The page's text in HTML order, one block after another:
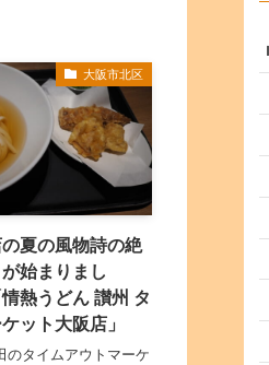
大阪市北区
夏の風物詩の絶
始まりまし
うどん 讃州 タ
ット大阪店」
のタイムアウトマーケ